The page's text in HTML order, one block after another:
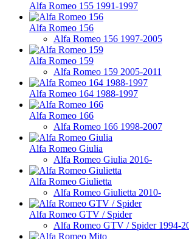
Alfa Romeo 155 1991-1997
Alfa Romeo 156
Alfa Romeo 156 1997-2005
Alfa Romeo 159
Alfa Romeo 159 2005-2011
Alfa Romeo 164 1988-1997
Alfa Romeo 166
Alfa Romeo 166 1998-2007
Alfa Romeo Giulia
Alfa Romeo Giulia 2016-
Alfa Romeo Giulietta
Alfa Romeo Giulietta 2010-
Alfa Romeo GTV / Spider
Alfa Romeo GTV / Spider 1994-